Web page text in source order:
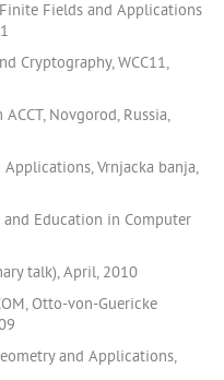
Fields and Applications
Cryptography, WCC11,
Novgorod, Russia,
Vrnjacka banja,
Education in Computer
talk), April, 2010
Otto-von-Guericke
and Applications,